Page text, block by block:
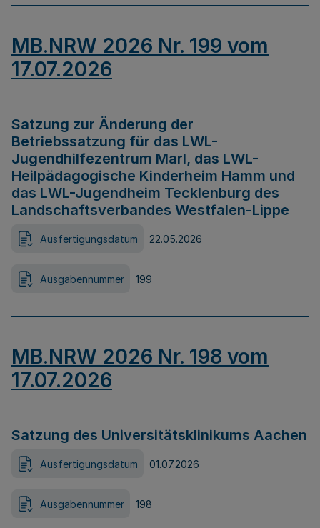
MB.NRW 2026 Nr. 199 vom
17.07.2026
Satzung zur Änderung der
Betriebssatzung für das LWL-
Jugendhilfezentrum Marl, das LWL-
Heilpädagogische Kinderheim Hamm und
das LWL-Jugendheim Tecklenburg des
Landschaftsverbandes Westfalen-Lippe
Ausfertigungsdatum 22.05.2026
Ausgabennummer 199
MB.NRW 2026 Nr. 198 vom
17.07.2026
Satzung des Universitätsklinikums Aachen
Ausfertigungsdatum 01.07.2026
Ausgabennummer 198